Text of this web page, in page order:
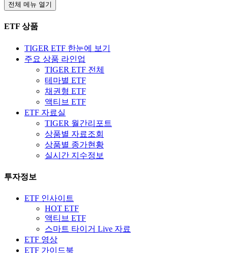
전체 메뉴 열기
ETF 상품
TIGER ETF 한눈에 보기
주요 상품 라인업
TIGER ETF 전체
테마별 ETF
채권형 ETF
액티브 ETF
ETF 자료실
TIGER 월간리포트
상품별 자료조회
상품별 종가현황
실시간 지수정보
투자정보
ETF 인사이트
HOT ETF
액티브 ETF
스마트 타이거 Live 자료
ETF 영상
ETF 가이드북